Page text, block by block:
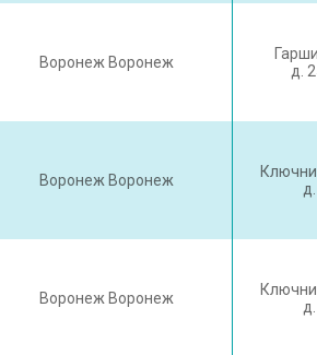
Воронеж Воронеж
д.
Воронеж Воронеж
Воронеж Воронеж